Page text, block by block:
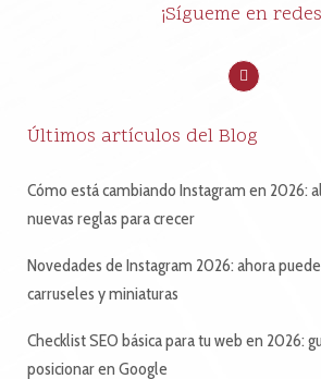
¡Sígueme en
Últimos artículos del Blog
Cómo está cambiando Instagram en 2026:
nuevas reglas para crecer
Novedades de Instagram 2026: ahora
carruseles y miniaturas
Checklist SEO básica para tu web en 2026:
posicionar en Google